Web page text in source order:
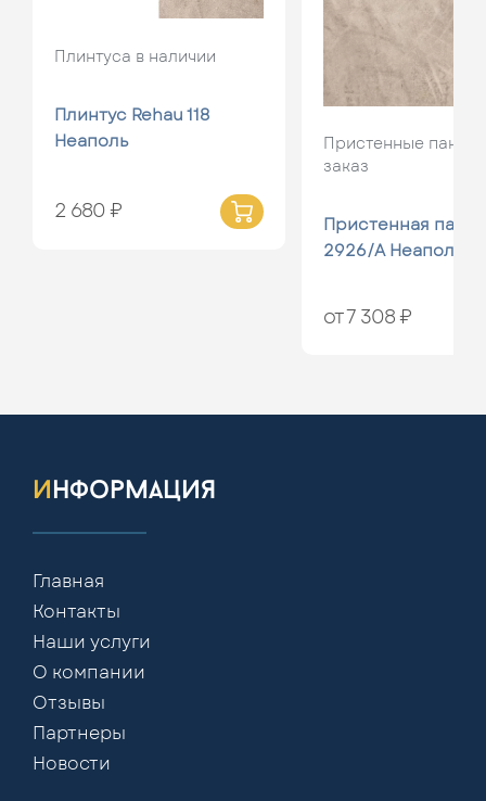
Плинтуса в наличии
Плинтус Rehau 118
Неаполь
2 680 ₽
Пристенные
заказ
Пристенная
2926/A Неаполь
от 7 308 ₽
информация
Главная
Контакты
Наши услуги
О компании
Отзывы
Партнеры
Новости